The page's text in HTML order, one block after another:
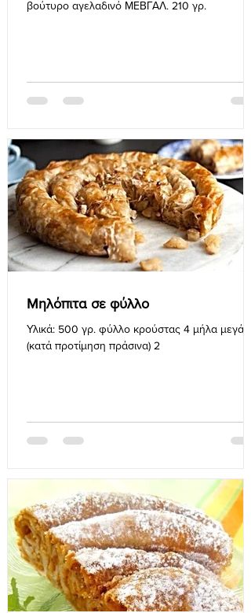
βούτυρο αγελαδινό ΜΕΒΓΑΛ. 210 γρ.
Μηλόπιτα σε φύλλο
Υλικά: 500 γρ. φύλλο κρούστας 4 μήλα μεγάλα
(κατά προτίμηση πράσινα) 2